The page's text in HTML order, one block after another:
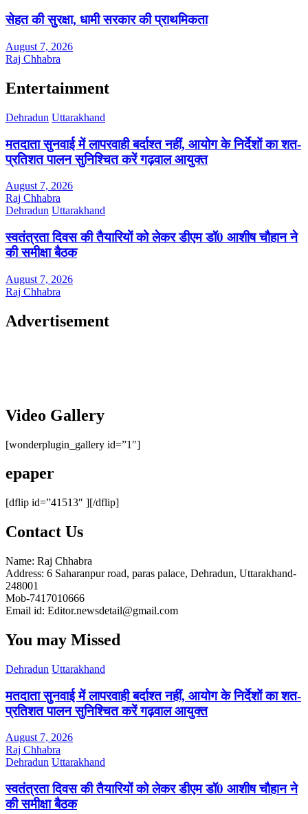
सेहत की सुरक्षा, धामी सरकार की प्राथमिकता
August 7, 2026
Raj Chhabra
Entertainment
Dehradun Uttarakhand
मतदाता सुनवाई में लापरवाही बर्दाश्त नहीं, आयोग के निर्देशों का शत-
प्रतिशत पालन सुनिश्चित करें गढ़वाल आयुक्त
August 7, 2026
Raj Chhabra
Dehradun Uttarakhand
स्वतंत्रता दिवस की तैयारियों को लेकर डीएम डॉ0 आशीष चौहान ने
की समीक्षा बैठक
August 7, 2026
Raj Chhabra
Advertisement
Video Gallery
[wonderplugin_gallery id=”1″]
epaper
[dflip id=”41513″ ][/dflip]
Contact Us
Name: Raj Chhabra
Address: 6 Saharanpur road, paras palace, Dehradun, Uttarakhand-
248001
Mob-7417010666
Email id: Editor.newsdetail@gmail.com
You may Missed
Dehradun Uttarakhand
मतदाता सुनवाई में लापरवाही बर्दाश्त नहीं, आयोग के निर्देशों का शत-
प्रतिशत पालन सुनिश्चित करें गढ़वाल आयुक्त
August 7, 2026
Raj Chhabra
Dehradun Uttarakhand
स्वतंत्रता दिवस की तैयारियों को लेकर डीएम डॉ0 आशीष चौहान ने
की समीक्षा बैठक